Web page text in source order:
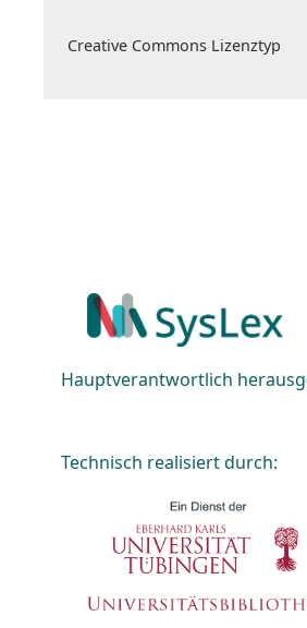
Creative Commons Lizenztyp
Hauptverantwortlich
Technisch realisiert durch: